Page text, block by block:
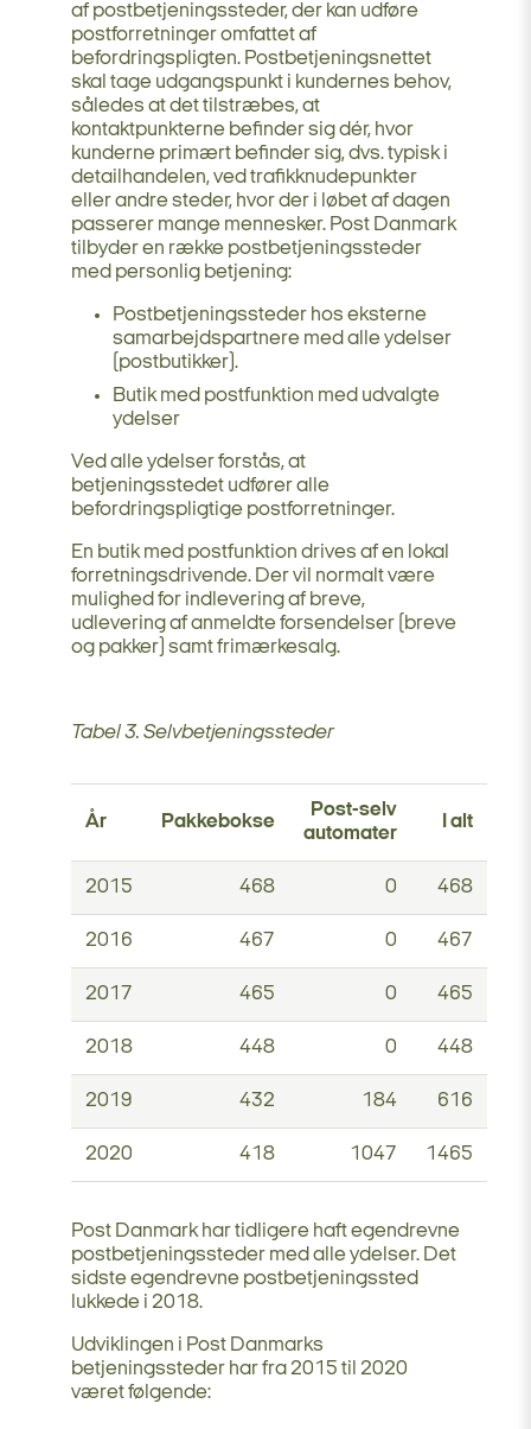
af postbetjeningssteder, der kan udføre
postforretninger omfattet af
befordringspligten. Postbetjeningsnettet
skal tage udgangspunkt i kundernes behov,
således at det tilstræbes, at
kontaktpunkterne befinder sig dér, hvor
kunderne primært befinder sig, dvs. typisk i
detailhandelen, ved trafikknudepunkter
eller andre steder, hvor der i løbet af dagen
passerer mange mennesker. Post Danmark
tilbyder en række postbetjeningssteder
med personlig betjening:
Postbetjeningssteder hos eksterne
samarbejdspartnere med alle ydelser
(postbutikker).
Butik med postfunktion med udvalgte
ydelser
Ved alle ydelser forstås, at
betjeningsstedet udfører alle
befordringspligtige postforretninger.
En butik med postfunktion drives af en lokal
forretningsdrivende. Der vil normalt være
mulighed for indlevering af breve,
udlevering af anmeldte forsendelser (breve
og pakker) samt frimærkesalg.
Tabel 3. Selvbetjeningssteder
År Pakkebokse
Post-selv
automater
I alt
2015 468 0 468
2016 467 0 467
2017 465 0 465
2018 448 0 448
2019 432 184 616
2020 418 1047 1465
Post Danmark har tidligere haft egendrevne
postbetjeningssteder med alle ydelser. Det
sidste egendrevne postbetjeningssted
lukkede i 2018.
Udviklingen i Post Danmarks
betjeningssteder har fra 2015 til 2020
været følgende: